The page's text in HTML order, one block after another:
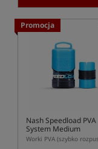
Promocja
Nash Speedload PVA
System Medium